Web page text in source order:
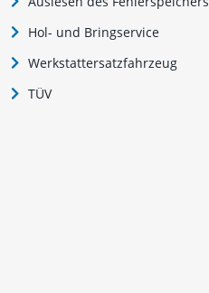
Hol- und Bringservice
Werkstattersatzfahrzeug
TÜV